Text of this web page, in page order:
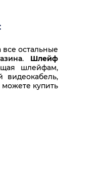
остальные
. Шлейф
шлейфам,
купить